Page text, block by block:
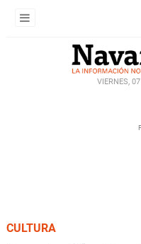
VIERNES,
CULTURA